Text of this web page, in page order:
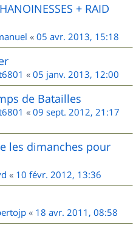
+ RAID
« 05 avr. 2013, 15:18
« 05 janv. 2013, 12:00
de Batailles
« 09 sept. 2012, 21:17
les dimanches pour
« 10 févr. 2012, 13:36
« 18 avr. 2011, 08:58